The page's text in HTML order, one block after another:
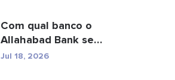
Com qual banco o
Allahabad Bank se
fundiu? Leia a matéria
Jul 18, 2026